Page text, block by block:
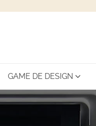
GAME DE DESIGN